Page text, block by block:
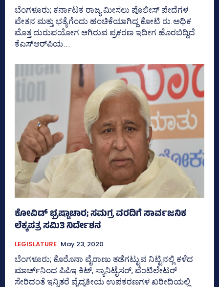
ಬೆಂಗಳೂರು; ಕರ್ನಾಟಕ ರಾಜ್ಯ ಮೀಸಲು ಪೊಲೀಸ್‌ ಪೇದೆಗಳ
ವೇತನ ಮತ್ತು ಭತ್ಯೆಗೆಂದು ಹಂಚಿಕೆಯಾಗಿದ್ದ ಕೋಟಿ ರು.ಅಧಿಕ
ಮೊತ್ತ ದುರುಪಯೋಗ ಆಗಿರುವ ಪ್ರಕರಣ ಇದೀಗ ಹೊರಬಿದ್ದಿದೆ.
ಕೆಎಸ್‌ಆರ್‌ಪಿಯ...
ಕೋವಿಡ್‌ ಭ್ರಷ್ಟಾಚಾರ; ಸಮಗ್ರ ವರದಿಗೆ ಸಾರ್ವಜನಿಕ
ಲೆಕ್ಕಪತ್ರ ಸಮಿತಿ ನಿರ್ದೇಶನ
LEGISLATURE May 23, 2020
ಬೆಂಗಳೂರು; ಕೊರೊನಾ ವೈರಾಣು ತಡೆಗಟ್ಟುವ ನಿಟ್ಟಿನಲ್ಲಿ ಕಳೆದ
ಮಾರ್ಚ್‌ನಿಂದ ಪಿಪಿಇ ಕಿಟ್‌, ಸ್ಯಾನಿಟೈಸರ್‌, ವೆಂಟಿಲೇಟರ್‌
ಸೇರಿದಂತೆ ಇನ್ನಿತರೆ ವೈದ್ಯಕೀಯ ಉಪಕರಣಗಳ ಖರೀದಿಯಲ್ಲಿ